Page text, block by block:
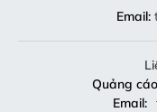
Email:
Quảng
Email: